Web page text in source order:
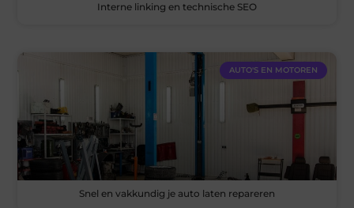
Interne linking en technische SEO
AUTO'S EN MOTOREN
Snel en vakkundig je auto laten repareren